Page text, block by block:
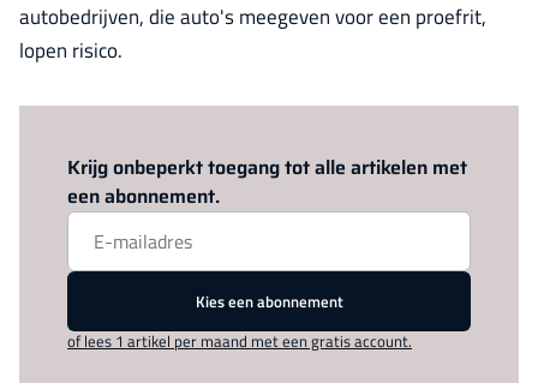
autobedrijven, die auto's meegeven voor een proefrit,
lopen risico.
Krijg onbeperkt toegang tot alle artikelen met
een abonnement.
Kies een abonnement
of lees 1 artikel per maand met een gratis account.